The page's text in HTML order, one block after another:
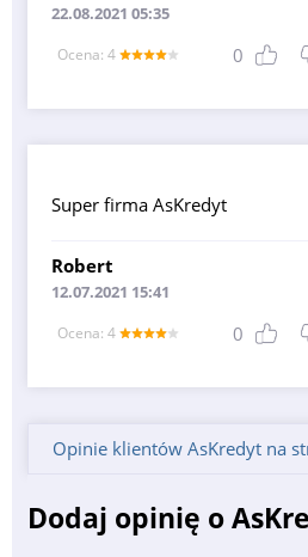
22.08.2021 05:35
Оcena: 4 0
Super firma AsKredyt
Robert
12.07.2021 15:41
Оcena: 4 0
Opinie klientów AsKredyt na
Dodaj opinię o